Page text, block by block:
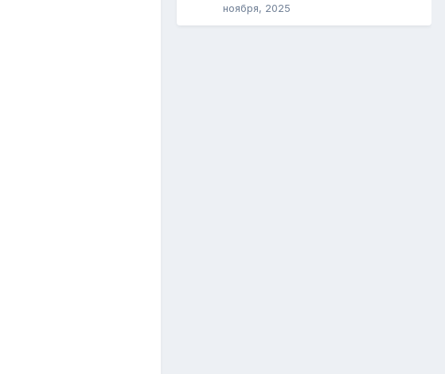
ноября, 2025